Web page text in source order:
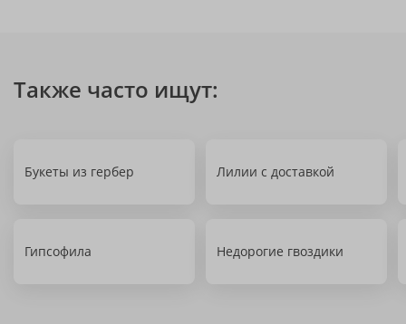
Также часто ищут:
Букеты из гербер Лилии с доставкой
Гипсофила Недорогие гвоздики